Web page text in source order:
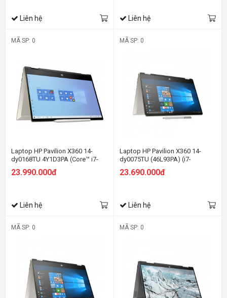
Liên hệ Liên hệ
MÃ SP: 0
Laptop HP Pavilion X360 14-
dy0168TU 4Y1D3PA (Core™ i7-
Iris® Xe | 14 inch FHD | Win 11 |
23.990.000đ
Liên hệ
MÃ SP: 0
Laptop HP Pavilion X360 14-
dy0075TU (46L93PA) (i7-
SSD/14 FHD Cảm
23.690.000đ
Liên hệ
MÃ SP: 0 MÃ SP: 0